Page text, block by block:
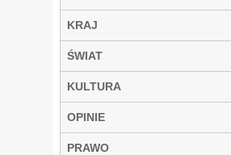
KRAJ
ŚWIAT
KULTURA
OPINIE
PRAWO